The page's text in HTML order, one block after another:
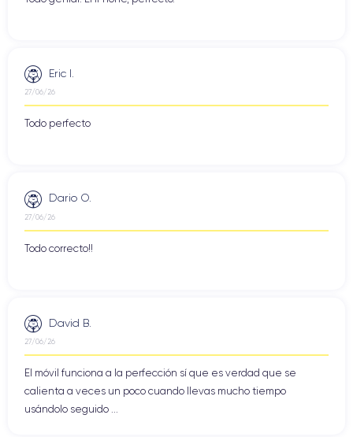
Eric I.
27/06/26
Todo perfecto
Dario O.
27/06/26
Todo correcto!!
David B.
27/06/26
El móvil funciona a la perfección sí que es verdad que se
calienta a veces un poco cuando llevas mucho tiempo
usándolo seguido ...